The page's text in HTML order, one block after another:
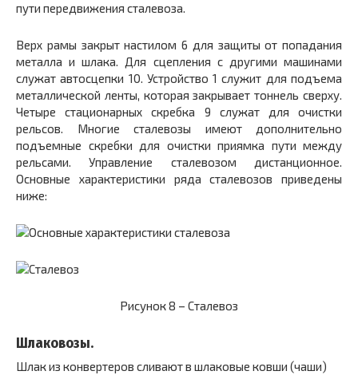
пути передвижения сталевоза.
Верх рамы закрыт настилом 6 для защиты от попадания
металла и шлака. Для сцепления с другими машинами
служат автосцепки 10. Устройство1служит для подъема
металлической ленты, которая закрывает тоннель сверху.
Четыре стационарных скребка 9 служат для очистки
рельсов. Многие сталевозы имеют дополнительно
подъемные скребки для очистки приямка пути между
рельсами. Управление сталевозом дистанционное.
Основные характеристики ряда сталевозов приведены
ниже:
Рисунок 8 – Сталевоз
Шлаковозы.
Шлак из конвертеров сливают в шлаковые ковши (чаши)